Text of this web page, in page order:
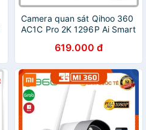
Camera quan sát Qihoo 360
AC1C Pro 2K 1296P Ai Smart
Qihoo 360 AC1C - Hàng
chính hãng
619.000 đ